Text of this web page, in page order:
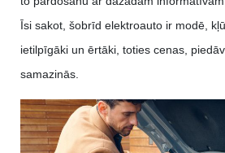
Īsi sakot, šobrīd elektroauto ir modē,
ietilpīgāki un ērtāki, toties cenas,
samazinās.